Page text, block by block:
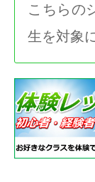
こちらの
生を対象